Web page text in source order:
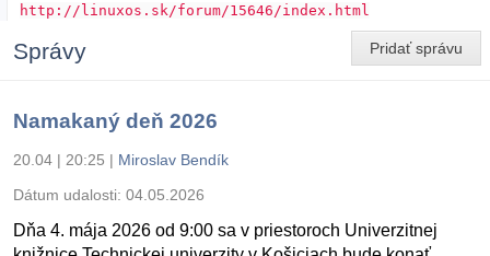
http://linuxos.sk/forum/15646/index.html
Pridať správu
Správy
Namakaný deň 2026
20.04 | 20:25 | Miroslav Bendík
Dátum udalosti: 04.05.2026
Dňa 4. mája 2026 od 9:00 sa v priestoroch Univerzitnej